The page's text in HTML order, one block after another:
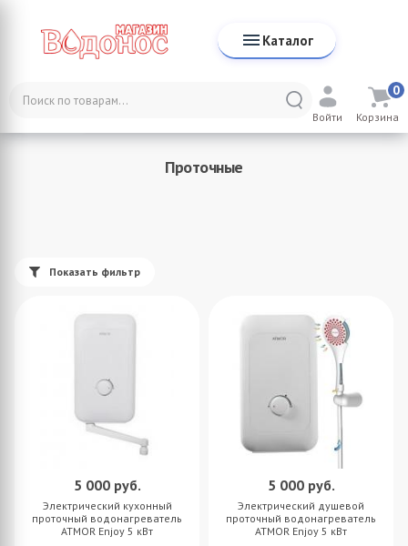
Каталог
Войти Корзина
0
Каталог Накопительные водонагреватели во Владимире
Проточные
Показать фильтр
5 000 руб.
Электрический кухонный
проточный водонагреватель
ATMOR Enjoy 5 кВт
5 000 руб.
Электрический душевой
проточный водонагреватель
ATMOR Enjoy 5 кВт